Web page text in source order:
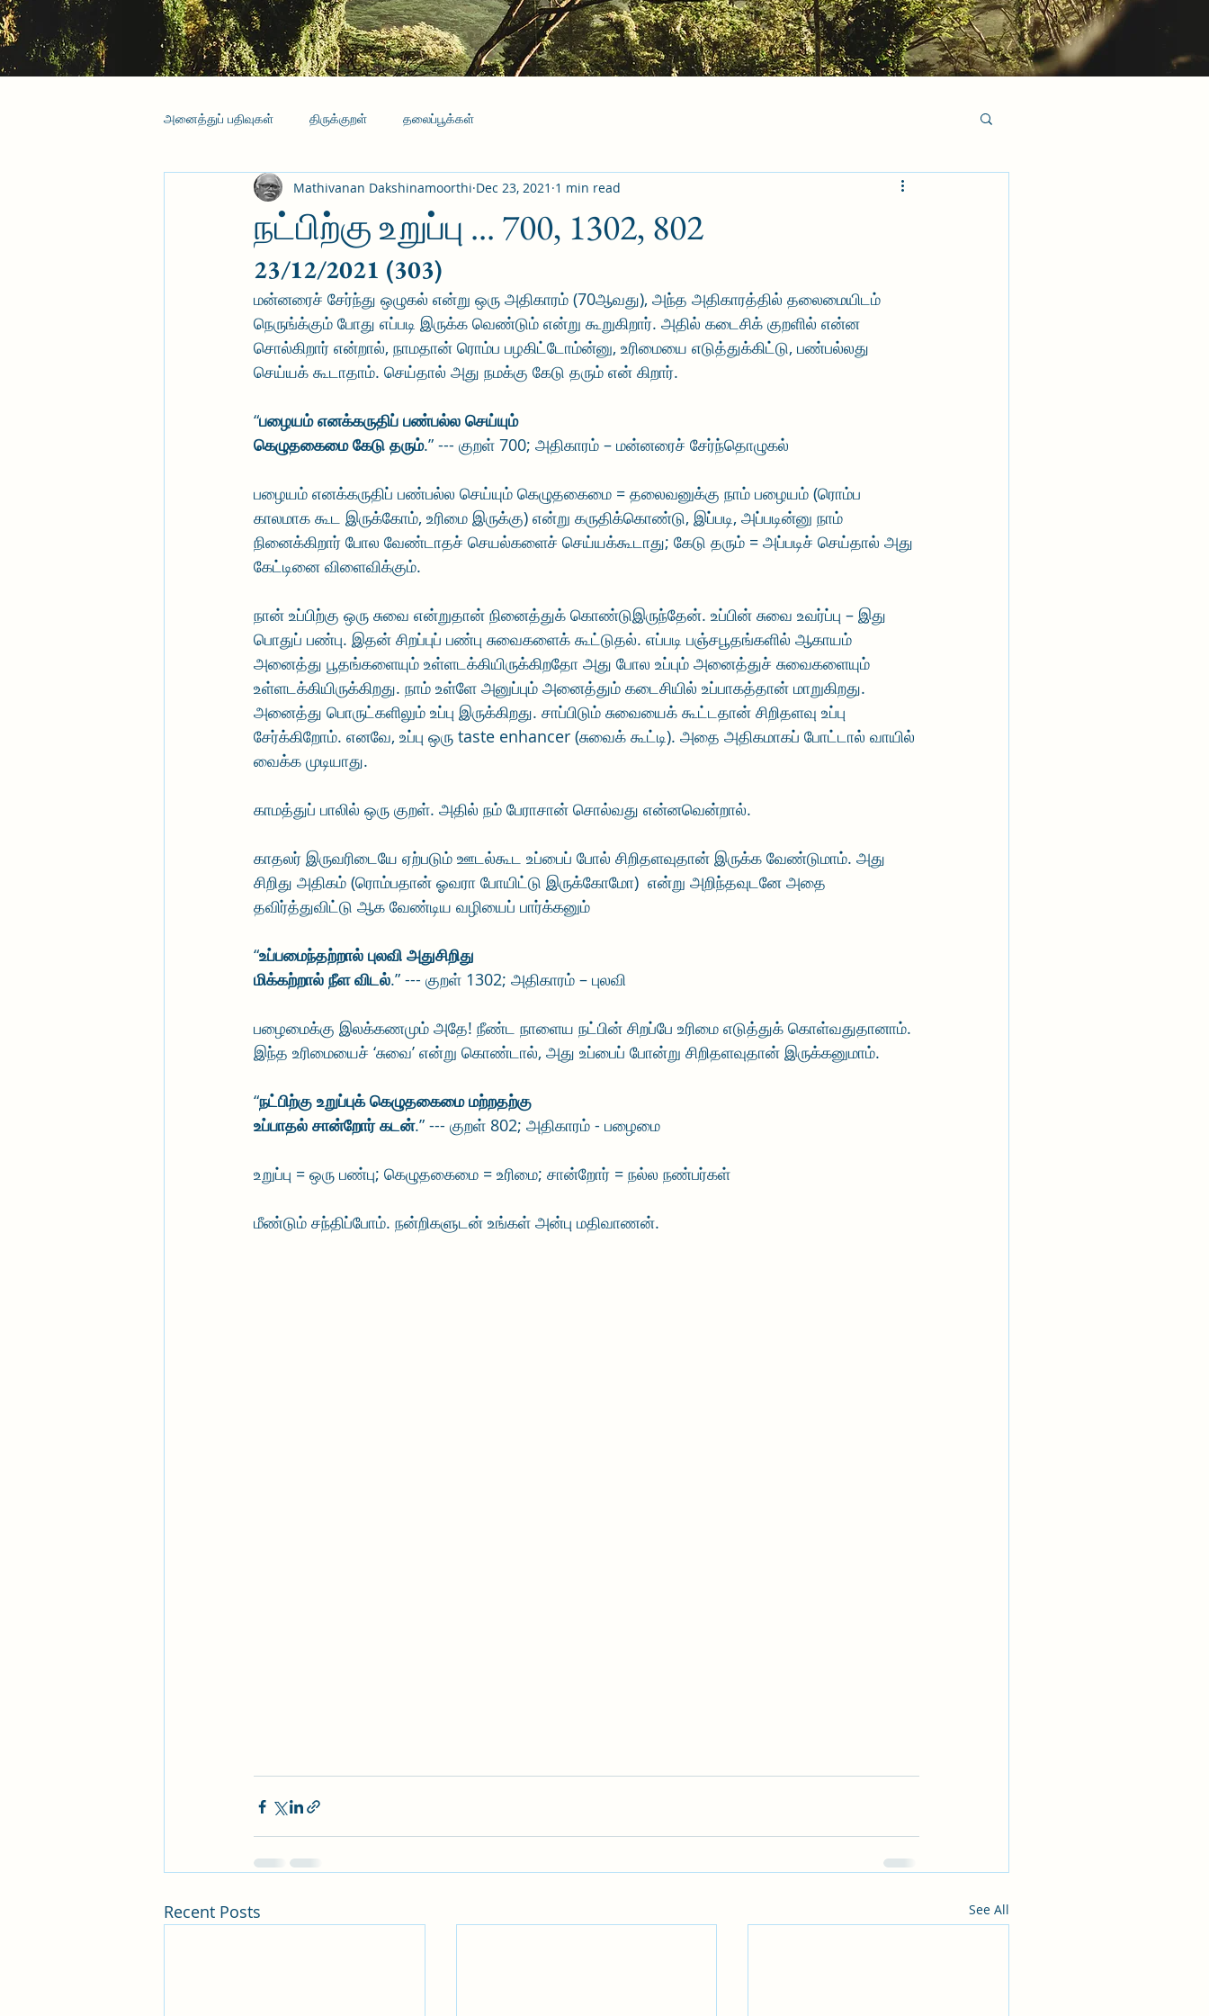
அனைத்துப் பதிவுகள் திருக்குறள் தலைப்பூக்கள்
நட்பிற்கு உறுப்பு ... 700, 1302, 802
Mathivanan Dakshinamoorthi Dec 23, 2021 1 min read
23/12/2021 (303)
மன்னரைச் சேர்ந்து ஒழுகல் என்று ஒரு அதிகாரம் (70ஆவது), அந்த அதிகாரத்தில் தலைமையிடம்
நெருங்க்கும் போது எப்படி இருக்க வெண்டும் என்று கூறுகிறார். அதில் கடைசிக் குறளில் என்ன
சொல்கிறார் என்றால், நாமதான் ரொம்ப பழகிட்டோம்ன்னு, உரிமையை எடுத்துக்கிட்டு, பண்பல்லது
செய்யக் கூடாதாம். செய்தால் அது நமக்கு கேடு தரும் என் கிறார்.
“பழையம் எனக்கருதிப் பண்பல்ல செய்யும்
கெழுதகைமை கேடு தரும்.” --- குறள் 700; அதிகாரம் – மன்னரைச் சேர்ந்தொழுகல்
பழையம் எனக்கருதிப் பண்பல்ல செய்யும் கெழுதகைமை = தலைவனுக்கு நாம் பழையம் (ரொம்ப
காலமாக கூட இருக்கோம், உரிமை இருக்கு) என்று கருதிக்கொண்டு, இப்படி, அப்படின்னு நாம்
நினைக்கிறார் போல வேண்டாதச் செயல்களைச் செய்யக்கூடாது; கேடு தரும் = அப்படிச் செய்தால் அது
கேட்டினை விளைவிக்கும்.
நான் உப்பிற்கு ஒரு சுவை என்றுதான் நினைத்துக் கொண்டுஇருந்தேன். உப்பின் சுவை உவர்ப்பு – இது
பொதுப் பண்பு. இதன் சிறப்புப் பண்பு சுவைகளைக் கூட்டுதல். எப்படி பஞ்சபூதங்களில் ஆகாயம்
அனைத்து பூதங்களையும் உள்ளடக்கியிருக்கிறதோ அது போல உப்பும் அனைத்துச் சுவைகளையும்
உள்ளடக்கியிருக்கிறது. நாம் உள்ளே அனுப்பும் அனைத்தும் கடைசியில் உப்பாகத்தான் மாறுகிறது.
அனைத்து பொருட்களிலும் உப்பு இருக்கிறது. சாப்பிடும் சுவையைக் கூட்டதான் சிறிதளவு உப்பு
சேர்க்கிறோம். எனவே, உப்பு ஒரு taste enhancer (சுவைக் கூட்டி). அதை அதிகமாகப் போட்டால் வாயில்
வைக்க முடியாது.
காமத்துப் பாலில் ஒரு குறள். அதில் நம் பேராசான் சொல்வது என்னவென்றால்.
காதலர் இருவரிடையே ஏற்படும் ஊடல்கூட உப்பைப் போல் சிறிதளவுதான் இருக்க வேண்டுமாம். அது
சிறிது அதிகம் (ரொம்பதான் ஓவரா போயிட்டு இருக்கோமோ)  என்று அறிந்தவுடனே அதை
தவிர்த்துவிட்டு ஆக வேண்டிய வழியைப் பார்க்கனும்
“உப்பமைந்தற்றால் புலவி அதுசிறிது
மிக்கற்றால் நீள விடல்.” --- குறள் 1302; அதிகாரம் – புலவி
பழைமைக்கு இலக்கணமும் அதே! நீண்ட நாளைய நட்பின் சிறப்பே உரிமை எடுத்துக் கொள்வதுதானாம்.
இந்த உரிமையைச் ‘சுவை’ என்று கொண்டால், அது உப்பைப் போன்று சிறிதளவுதான் இருக்கனுமாம்.
“நட்பிற்கு உறுப்புக் கெழுதகைமை மற்றதற்கு
உப்பாதல் சான்றோர் கடன்.” --- குறள் 802; அதிகாரம் - பழைமை
உறுப்பு = ஒரு பண்பு; கெழுதகைமை = உரிமை; சான்றோர் = நல்ல நண்பர்கள்
மீண்டும் சந்திப்போம். நன்றிகளுடன் உங்கள் அன்பு மதிவாணன்.
Recent Posts See All